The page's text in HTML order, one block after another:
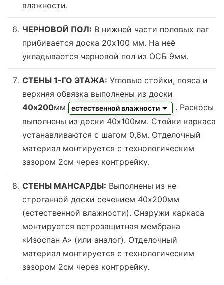
влажности.
ЧЕРНОВОЙ ПОЛ: В нижней части половых лаг
прибивается доска 20х100 мм. На неё
укладывается черновой пол из ОСБ 9мм.
СТЕНЫ 1-ГО ЭТАЖА: Угловые стойки, пояса и
верхняя обвязка выполнены из доски
40х200мм естественной влажности
. Раскосы
выполнены из доски 40х100мм. Стойки каркаса
устанавливаются с шагом 0,6м. Отделочный
материал монтируется с технологическим
зазором 2см через контррейку.
СТЕНЫ МАНСАРДЫ: Выполнены из не
строганной доски сечением 40х200мм
(естественной влажности). Снаружи каркаса
монтируется ветрозащитная мембрана
«Изоспан А» (или аналог). Отделочный
материал монтируется с технологическим
зазором 2см через контррейку.